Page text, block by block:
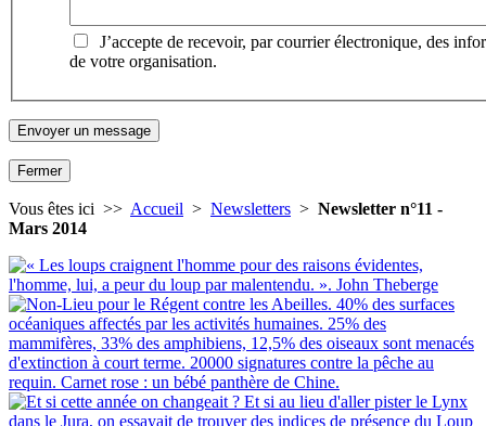
J’accepte de recevoir, par courrier électronique, des
de votre organisation.
Fermer
Vous êtes ici >> Accueil > Newsletters > Newsletter n°11 -
Mars 2014